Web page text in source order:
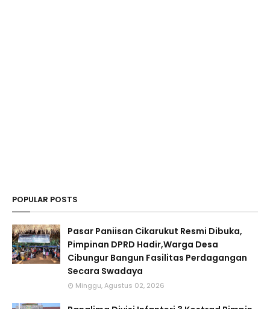
POPULAR POSTS
Pasar Paniisan Cikarukut Resmi Dibuka,
Pimpinan DPRD Hadir,Warga Desa
Cibungur Bangun Fasilitas Perdagangan
Secara Swadaya
Minggu, Agustus 02, 2026